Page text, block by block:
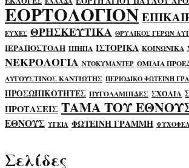
ΕΟΡΤΟΛΟΓΙΟΝ
ΕΥΧΕΣ ΘΡΗΣΚΕΥΤΙΚΑ ΘΡΥΛΙΚΟΣ ΓΕΡΩΝ
ΙΕΡΑΠΟΣΤΟΛΗ ΙΠΗΠΑ ΙΣΤΟΡΙΚΑ ΚΟΙΝΩΝΙΚΑ
ΝΕΚΡΟΛΟΓΙΑ ΝΤΟΚΥΜΑΝΤΕΡ ΟΜΙΛΙΑ
ΑΥΓΟΥΣΤΙΝΟΣ ΚΑΝΤΙΩΤΗΣ ΠΕΡΙΟΔΙΚΟ ΦΩΤΕΙΝΗ
ΠΡΟΣΩΠΙΚΟΤΗΤΕΣ ΠΥΓΟΛΑΜΠΙΔΕΣ ΣΧΟΛΙΑ
ΠΡΟΤΑΣΕΙΣ ΤΑΜΑ ΤΟΥ
ΕΘΝΟΥΣ ΥΓΕΙΑ ΦΩΤΕΙΝΗ ΓΡΑΜΜΗ
Σελίδες